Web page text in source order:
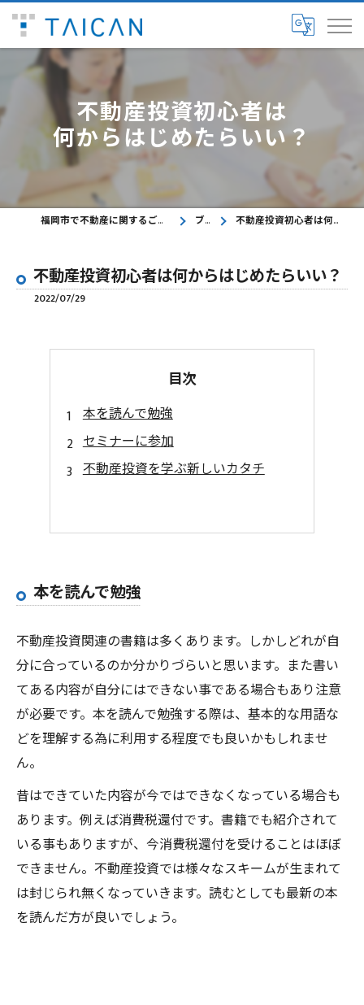
不動産投資初心者は
何からはじめたらいい？
福岡市で不動産に関するご相談ならTAICAN株式会社 ブログ 不動産投資初心者は何からはじめたらいい？
不動産投資初心者は何からはじめたらいい？
2022/07/29
目次
本を読んで勉強
セミナーに参加
不動産投資を学ぶ新しいカタチ
本を読んで勉強
不動産投資関連の書籍は多くあります。しかしどれが自
分に合っているのか分かりづらいと思います。また書い
てある内容が自分にはできない事である場合もあり注意
が必要です。本を読んで勉強する際は、基本的な用語な
どを理解する為に利用する程度でも良いかもしれませ
ん。
昔はできていた内容が今ではできなくなっている場合も
あります。例えば消費税還付です。書籍でも紹介されて
いる事もありますが、今消費税還付を受けることはほぼ
できません。不動産投資では様々なスキームが生まれて
は封じられ無くなっていきます。読むとしても最新の本
を読んだ方が良いでしょう。